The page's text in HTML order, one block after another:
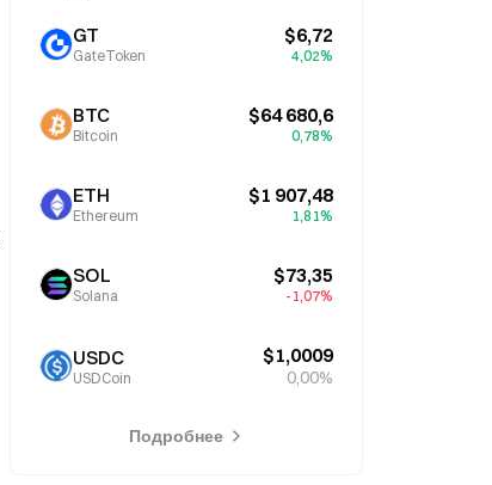
GT
GateToken
$6,72
4,02%
BTC
Bitcoin
$64 680,6
0,78%
ETH
Ethereum
$1 907,48
1,81%
SOL
Solana
$73,35
-1,07%
USDC
USDCoin
$1,0009
0,00%
Подробнее